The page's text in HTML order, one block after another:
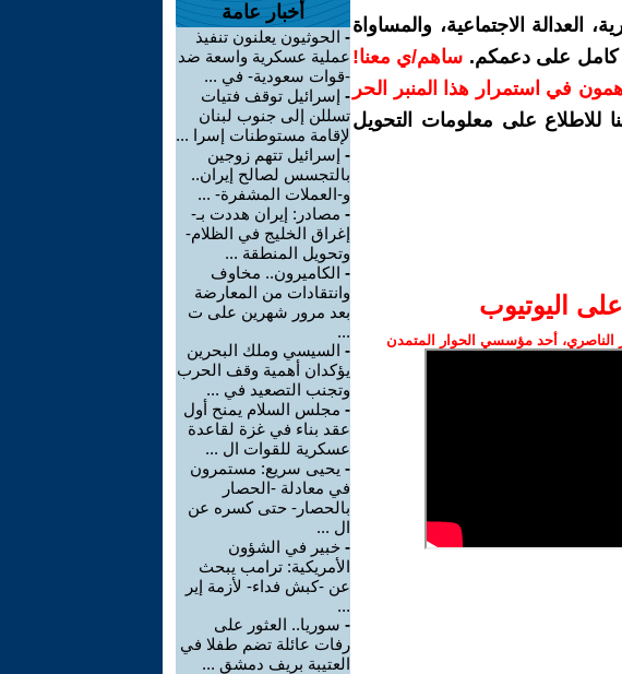
الاجتماعية، والمساواة
كامل على دعمكم. ساهم/ي معنا!
تساهمون في استمرار هذا المنبر الحر
للاطلاع على معلومات التحويل
اليوتيوب
أحد مؤسسي الحوار المتمدن
أخبار عامة
- الحوثيون يعلنون تنفيذ
عملية عسكرية واسعة ضد
-قوات سعودية- في ...
- إسرائيل توقف فتيات
تسللن إلى جنوب لبنان
لإقامة مستوطنات إسرا ...
- إسرائيل تتهم زوجين
بالتجسس لصالح إيران..
و-العملات المشفرة- ...
- مصادر: إيران هددت بـ-
إغراق الخليج في الظلام-
وتحويل المنطقة ...
- الكاميرون.. مخاوف
وانتقادات من المعارضة
بعد مرور شهرين على ت
...
- السيسي وملك البحرين
يؤكدان أهمية وقف الحرب
وتجنب التصعيد في ...
- مجلس السلام يمنح أول
عقد بناء في غزة لقاعدة
عسكرية للقوات ال ...
- يحيى سريع: مستمرون
في معادلة -الحصار
بالحصار- حتى كسره عن
ال ...
- خبير في الشؤون
الأمريكية: ترامب يبحث
عن -كبش فداء- لأزمة إير
...
- سوريا.. العثور على
رفات عائلة تضم طفلا في
العتيبة بريف دمشق ...